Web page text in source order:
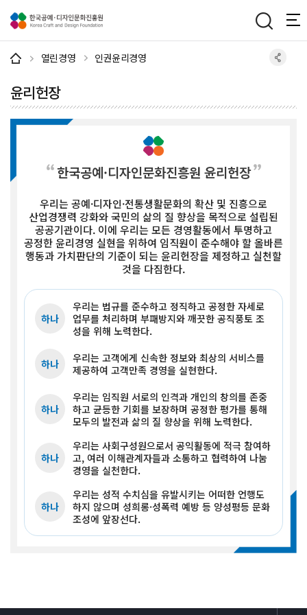
열린경영 인권윤리경영
윤리헌장
한국공예·디자인문화진흥원 윤리헌장
우리는 공예·디자인·전통생활문화의 확산 및 진흥으로
산업경쟁력 강화와 국민의 삶의 질 향상을 목적으로 설립된
공공기관이다. 이에 우리는 모든 경영활동에서 투명하고
공정한 윤리경영 실현을 위하여 임직원이 준수해야 할 올바른
행동과 가치판단의 기준이 되는 윤리헌장을 제정하고 실천할
것을 다짐한다.
하나
우리는 법규를 준수하고 정직하고 공정한 자세로
업무를 처리하며 부패방지와 깨끗한 공직풍토 조
성을 위해 노력한다.
하나
우리는 고객에게 신속한 정보와 최상의 서비스를
제공하여 고객만족 경영을 실현한다.
하나
우리는 임직원 서로의 인격과 개인의 창의를 존중
하고 균등한 기회를 보장하며 공정한 평가를 통해
모두의 발전과 삶의 질 향상을 위해 노력한다.
하나
우리는 사회구성원으로서 공익활동에 적극 참여하
고, 여러 이해관계자들과 소통하고 협력하여 나눔
경영을 실천한다.
하나
우리는 성적 수치심을 유발시키는 어떠한 언행도
하지 않으며 성희롱·성폭력 예방 등 양성평등 문화
조성에 앞장선다.